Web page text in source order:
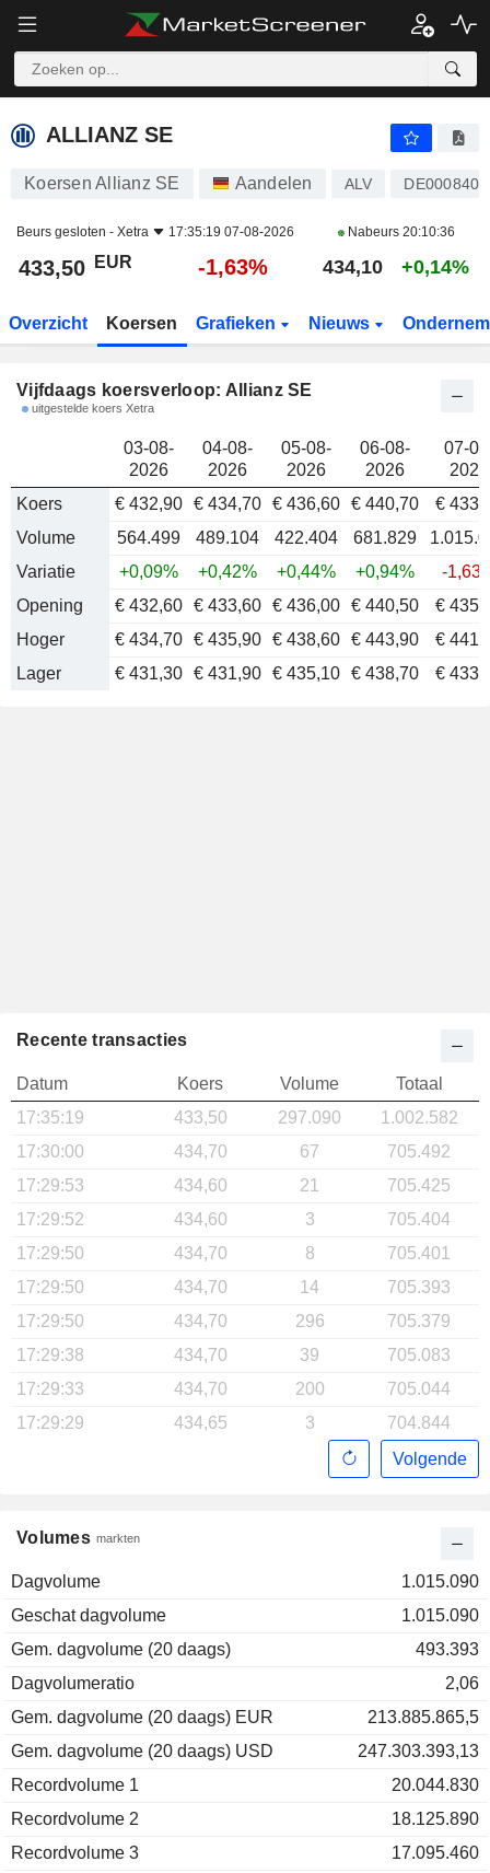
ALLIANZ SE 433,50
ALLIANZ SE
Koersen Allianz SE Aandelen ALV
Beurs gesloten - Xetra 17:35:19 07-08-2026 Nabeurs 20:10:36
433,50 EUR -1,63% 434,10 +0,14%
Overzicht Koersen Grafieken Nieuws
Vijfdaags koersverloop: Allianz SE
uitgestelde koers Xetra
03-08-
2026
04-08-
2026
05-08-
2026
06-08-
2026
07-
2026
Koers
€ 432,90 € 434,70 € 436,60 € 440,70 €
Volume
564.499 489.104 422.404 681.829
Variatie
+0,09% +0,42% +0,44% +0,94%
-
Opening
€ 432,60 € 433,60 € 436,00 € 440,50
€
Hoger
€ 434,70 € 435,90 € 438,60 € 443,90
€
Lager
€ 431,30 € 431,90 € 435,10 € 438,70 €
Volumes markten
Dagvolume
1.015.090
Geschat dagvolume
1.015.090
Gem. dagvolume (20 daags)
493.393
Dagvolumeratio
2,06
Gem. dagvolume (20 daags) EUR
213.885.865,5
Gem. dagvolume (20 daags) USD
247.303.393,13
Recordvolume 1
20.044.830
Recordvolume 2
18.125.890
Recordvolume 3
17.095.460
Recente transacties
Datum Koers Volume
Totaal
17:35:19
433,50 297.090
1.002.582
17:30:00
434,70 67
705.492
17:29:53
434,60 21
705.425
17:29:52
434,60 3
705.404
17:29:50
434,70 8
705.401
17:29:50
434,70 14
705.393
17:29:50
434,70 296
705.379
17:29:38
434,70 39
705.083
17:29:33
434,70 200
705.044
17:29:29
434,65 3
704.844
Volgende